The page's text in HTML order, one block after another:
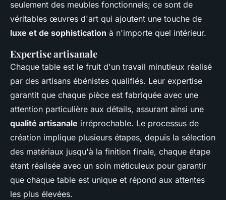
seulement des meubles fonctionnels; ce sont de
véritables œuvres d'art qui ajoutent une touche de
luxe et de sophistication à n'importe quel intérieur.
Expertise artisanale
Chaque table est le fruit d'un travail minutieux réalisé
par des artisans ébénistes qualifiés. Leur expertise
garantit que chaque pièce est fabriquée avec une
attention particulière aux détails, assurant ainsi une
qualité artisanale irréprochable. Le processus de
création implique plusieurs étapes, depuis la sélection
des matériaux jusqu'à la finition finale, chaque étape
étant réalisée avec un soin méticuleux pour garantir
que chaque table est unique et répond aux attentes
les plus élevées.